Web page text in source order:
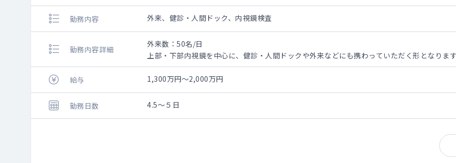
勤務内容 外来、健診・人間ドック、内視鏡検査
勤務内容詳細
外来数：50名/日
上部・下部内視鏡を中心に、健診・人間ドックや外来などにも携わっていただく形となりま
※勤務ボリューム・割合は応相談
＜内視鏡のイメージ＞
・件数：AM10名・PM4名程度/回
給与 1,300万円～2,000万円
勤務日数 4.5～５日